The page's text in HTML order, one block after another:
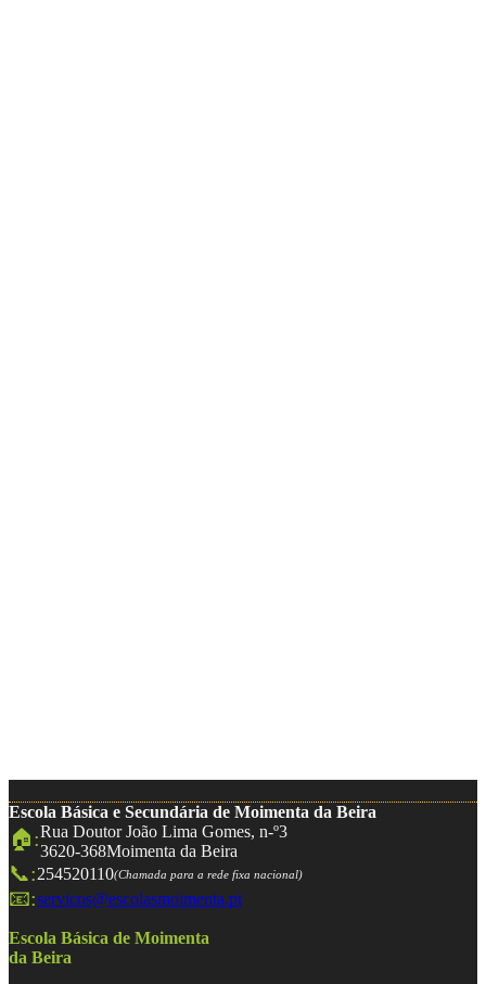
Escola Básica e Secundária de Moimenta da Beira
🏠:Rua Doutor João Lima Gomes, n-º3
3620-368Moimenta da Beira
📞:254520110(Chamada para a rede fixa nacional)
📧:servicos@escolasmoimenta.pt
Escola Básica de Moimenta
da Beira